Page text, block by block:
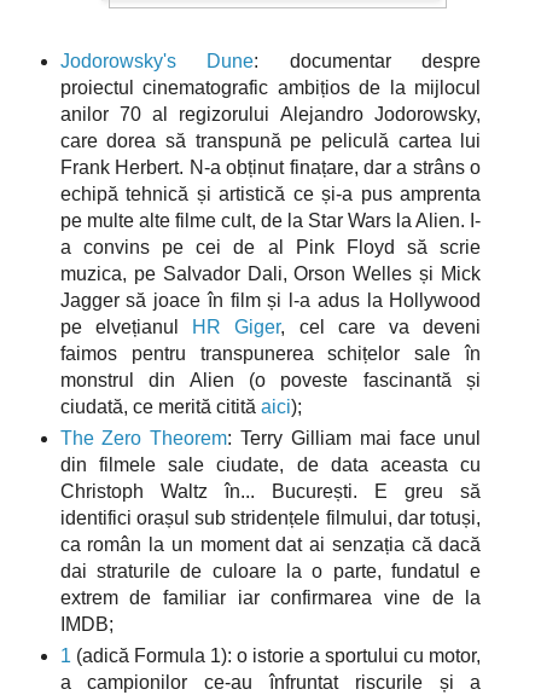
Jodorowsky's Dune: documentar despre
proiectul cinematografic ambițios de la mijlocul
anilor 70 al regizorului Alejandro Jodorowsky,
care dorea să transpună pe peliculă cartea lui
Frank Herbert. N-a obținut finațare, dar a strâns o
echipă tehnică și artistică ce și-a pus amprenta
pe multe alte filme cult, de la Star Wars la Alien. I-
a convins pe cei de al Pink Floyd să scrie
muzica, pe Salvador Dali, Orson Welles și Mick
Jagger să joace în film și l-a adus la Hollywood
pe elvețianul
HR Giger, cel care va deveni
faimos pentru transpunerea schițelor sale în
monstrul din Alien (o poveste fascinantă și
ciudată, ce merită citită aici);
The Zero Theorem: Terry Gilliam mai face unul
din filmele sale ciudate, de data aceasta cu
Christoph Waltz în... București. E greu să
identifici orașul sub stridențele filmului, dar totuși,
ca român la un moment dat ai senzația că dacă
dai straturile de culoare la o parte, fundatul e
extrem de familiar iar confirmarea vine de la
IMDB;
1 (adică Formula 1): o istorie a sportului cu motor,
a campionilor ce-au înfruntat riscurile și a